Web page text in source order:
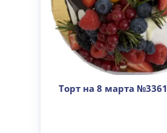
Торт на 8 марта №3361